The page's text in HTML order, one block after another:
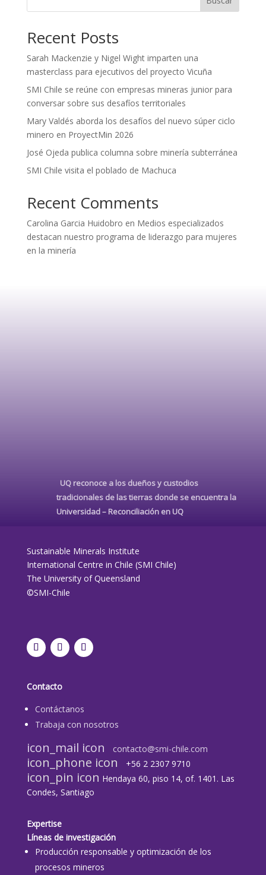
Recent Posts
Sarah Mackenzie y Nigel Wight imparten una
masterclass para ejecutivos del proyecto Vicuña
SMI Chile se reúne con empresas mineras junior para
conversar sobre sus desafíos territoriales
Mary Valdés aborda los desafíos del nuevo súper ciclo
minero en ProyectMin 2026
José Ojeda publica columna sobre minería subterránea
SMI Chile visita el poblado de Machuca
Recent Comments
Carolina Garcia Huidobro en Medios especializados
destacan nuestro programa de liderazgo para mujeres
en la minería
UQ reconoce a los dueños y custodios
tradicionales de las tierras donde se encuentra la
Universidad – Reconciliación en UQ
Sustainable Minerals Institute
International Centre in Chile (SMI Chile)
The University of Queensland
©SMI-Chile
Contacto
Contáctanos
Trabaja con nosotros
icon_mail icon contacto@smi-chile.com
icon_phone icon +56 2 2307 9710​
icon_pin icon Hendaya 60, piso 14, of. 1401. Las
Condes, Santiago
Expertise
Líneas de investigación
Producción responsable y optimización de los
procesos mineros